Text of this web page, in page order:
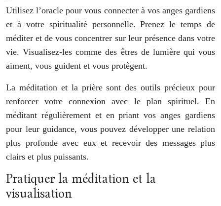
Utilisez l’oracle pour vous connecter à vos anges gardiens
et à votre spiritualité personnelle. Prenez le temps de
méditer et de vous concentrer sur leur présence dans votre
vie. Visualisez-les comme des êtres de lumière qui vous
aiment, vous guident et vous protègent.
La méditation et la prière sont des outils précieux pour
renforcer votre connexion avec le plan spirituel. En
méditant régulièrement et en priant vos anges gardiens
pour leur guidance, vous pouvez développer une relation
plus profonde avec eux et recevoir des messages plus
clairs et plus puissants.
Pratiquer la méditation et la
visualisation